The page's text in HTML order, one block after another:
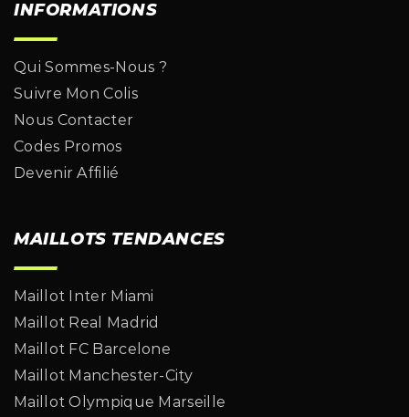
INFORMATIONS
Qui Sommes-Nous ?
Suivre Mon Colis
Nous Contacter
Codes Promos
Devenir Affilié
MAILLOTS TENDANCES
Maillot Inter Miami
Maillot Real Madrid
Maillot FC Barcelone
Maillot Manchester-City
Maillot Olympique Marseille